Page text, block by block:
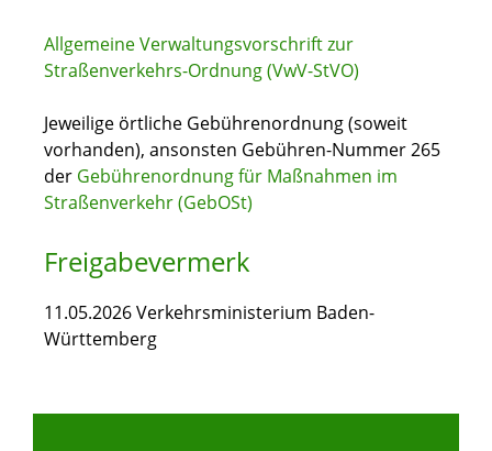
Allgemeine Verwaltungsvorschrift zur
Straßenverkehrs-Ordnung (VwV-StVO)
Jeweilige örtliche Gebührenordnung (soweit
vorhanden), ansonsten Gebühren-Nummer 265
der Gebührenordnung für Maßnahmen im
Straßenverkehr (GebOSt)
Freigabevermerk
11.05.2026 Verkehrsministerium Baden-
Württemberg